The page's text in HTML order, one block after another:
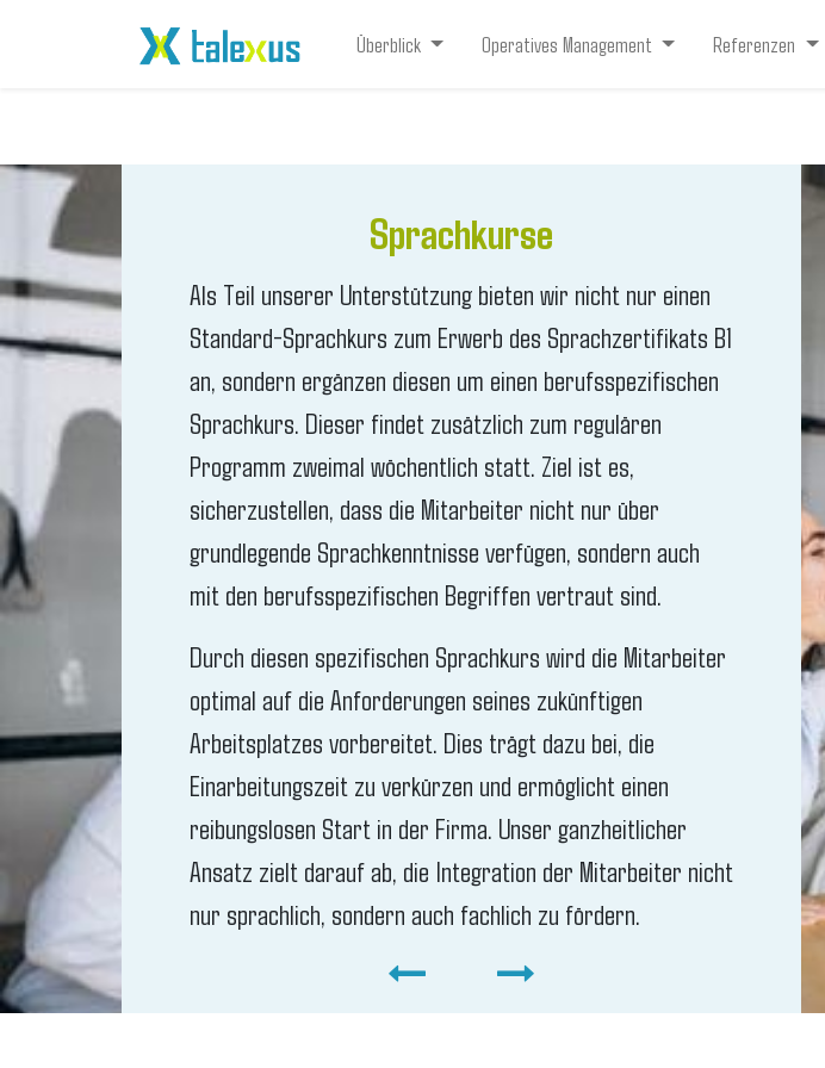
Überblick Operatives Management Referenzen
Sprachkurse
​Als Teil unserer Unterstützung bieten wir nicht nur einen
Standard-Sprachkurs zum Erwerb des Sprachzertifikats B1
an, sondern ergänzen diesen um einen berufsspezifischen
Sprachkurs. Dieser findet zusätzlich zum regulären
Programm zweimal wöchentlich statt. Ziel ist es,
sicherzustellen, dass die Mitarbeiter nicht nur über
grundlegende Sprachkenntnisse verfügen, sondern auch
mit den berufsspezifischen Begriffen vertraut sind.
Durch diesen spezifischen Sprachkurs wird die Mitarbeiter
optimal auf die Anforderungen seines zukünftigen
Arbeitsplatzes vorbereitet. Dies trägt dazu bei, die
Einarbeitungszeit zu verkürzen und ermöglicht einen
reibungslosen Start in der Firma. Unser ganzheitlicher
Ansatz zielt darauf ab, die Integration der Mitarbeiter nicht
nur sprachlich, sondern auch fachlich zu fördern.